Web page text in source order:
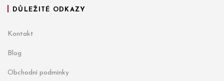
DŮLEŽITÉ ODKAZY
Kontakt
Blog
Obchodní podmínky